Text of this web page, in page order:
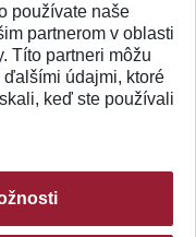
používate naše
partnerom v oblasti
Títo partneri môžu
údajmi, ktoré
keď ste používali